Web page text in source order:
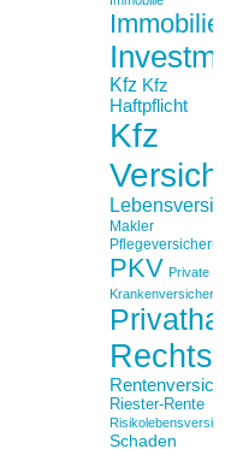
Kfz Kfz
Haftpflicht
Kfz
Makler
Pflegeversicherung
PKV Private
Krankenversicherung
Riester-Rente
Schaden